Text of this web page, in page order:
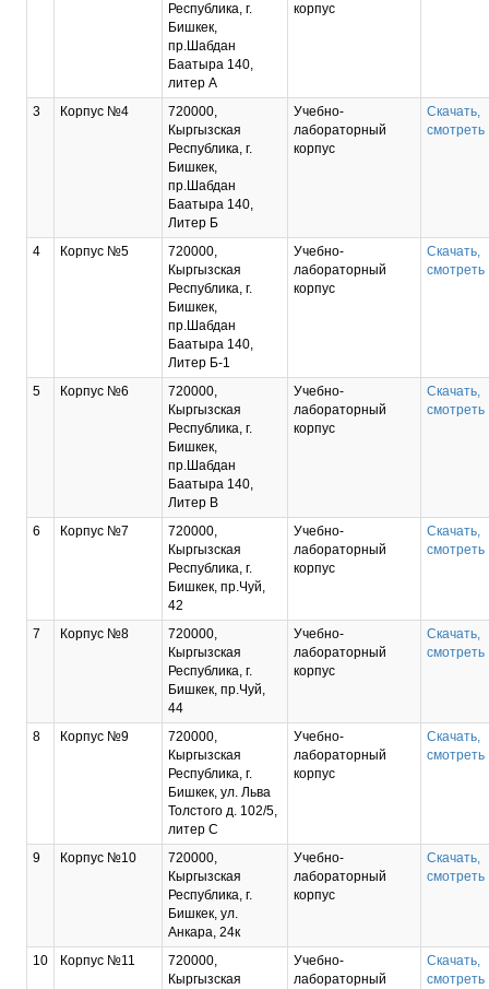
Республика, г.
Бишкек,
пр.Шабдан
Баатыра 140,
литер А
корпус
3 Корпус №4
720000,
Кыргызская
Республика, г.
Бишкек,
пр.Шабдан
Баатыра 140,
Литер Б
Учебно-
лабораторный
корпус
Скачать,
смотреть
4 Корпус №5
720000,
Кыргызская
Республика, г.
Бишкек,
пр.Шабдан
Баатыра 140,
Литер Б-1
Учебно-
лабораторный
корпус
Скачать,
смотреть
5 Корпус №6
720000,
Кыргызская
Республика, г.
Бишкек,
пр.Шабдан
Баатыра 140,
Литер В
Учебно-
лабораторный
корпус
Скачать,
смотреть
6 Корпус №7
720000,
Кыргызская
Республика, г.
Бишкек, пр.Чуй,
42
Учебно-
лабораторный
корпус
Скачать,
смотреть
7 Корпус №8
720000,
Кыргызская
Республика, г.
Бишкек, пр.Чуй,
44
Учебно-
лабораторный
корпус
Скачать,
смотреть
8 Корпус №9
720000,
Кыргызская
Республика, г.
Бишкек, ул. Льва
Толстого д. 102/5,
литер С
Учебно-
лабораторный
корпус
Скачать,
смотреть
9 Корпус №10
720000,
Кыргызская
Республика, г.
Бишкек, ул.
Анкара, 24к
Учебно-
лабораторный
корпус
Скачать,
смотреть
10 Корпус №11
720000,
Кыргызская
Учебно-
лабораторный
Скачать,
смотреть